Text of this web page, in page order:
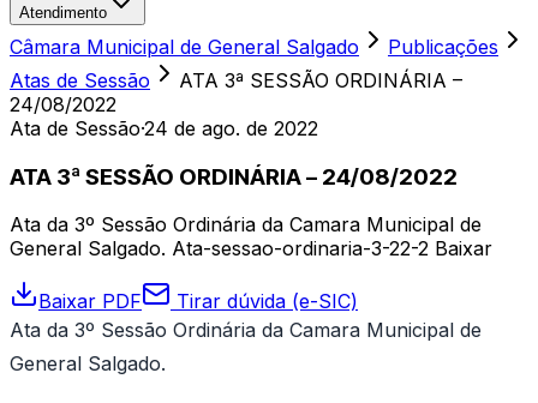
Atendimento
Câmara Municipal de General Salgado
Publicações
Atas de Sessão
ATA 3ª SESSÃO ORDINÁRIA –
24/08/2022
Ata de Sessão·24 de ago. de 2022
ATA 3ª SESSÃO ORDINÁRIA – 24/08/2022
Ata da 3º Sessão Ordinária da Camara Municipal de
General Salgado. Ata-sessao-ordinaria-3-22-2 Baixar
Baixar PDF
Tirar dúvida (e-SIC)
Ata da 3º Sessão Ordinária da Camara Municipal de
General Salgado.